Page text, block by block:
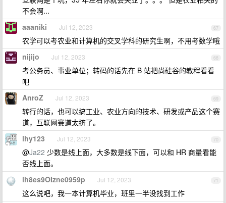
不会啊...
67
aaaniki Jul 12, 2023
农学可以考农业和计算机的交叉学科的研究生啊，不用考数学哦
68
nijijo Jul 12, 2023
考公务员、事业单位；转码的话先在 B 站把尚硅谷的教程看看
吧
69
AnroZ Jul 12, 2023
转行的话，也可以搞工业、农业方向的技术、研发或产品这个赛
道，互联网赛道太挤了。
70
lhy123 Jul 12, 2023
@Ja22 少数是线上面，大多数是线下面，可以和 HR 商量看能
否线上面。
71
ih8es9OIzne0959p Jul 12, 2023
这么说吧，我一本计算机毕业，班里一半没找到工作